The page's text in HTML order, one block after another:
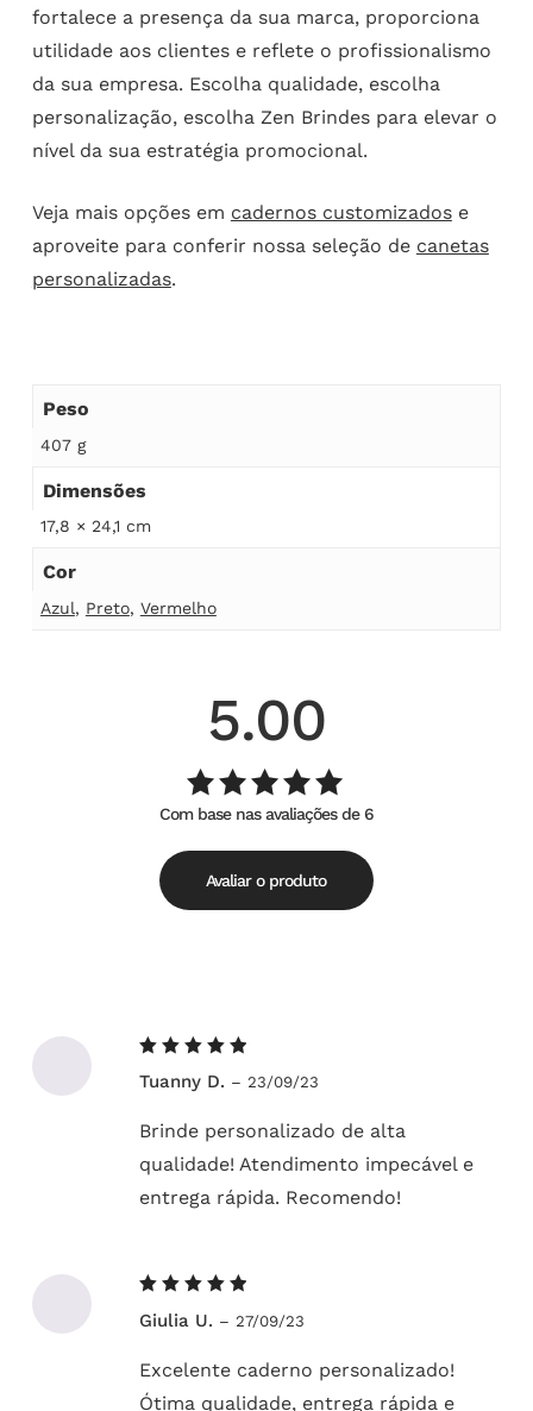
fortalece a presença da sua marca, proporciona
utilidade aos clientes e reflete o profissionalismo
da sua empresa. Escolha qualidade, escolha
personalização, escolha Zen Brindes para elevar o
nível da sua estratégia promocional.
Veja mais opções em cadernos customizadose
aproveite para conferir nossa seleção de canetas
personalizadas.
Peso
407 g
Dimensões
17,8 × 24,1 cm
Cor
Azul, Preto, Vermelho
5.00
Avaliação
5.00de
5
Com base nas avaliações de 6
Avaliar o produto
5de 5
Tuanny D. – 23/09/23
Brinde personalizado de alta
qualidade! Atendimento impecável e
entrega rápida. Recomendo!
5de 5
Giulia U. – 27/09/23
Excelente caderno personalizado!
Ótima qualidade, entrega rápida e